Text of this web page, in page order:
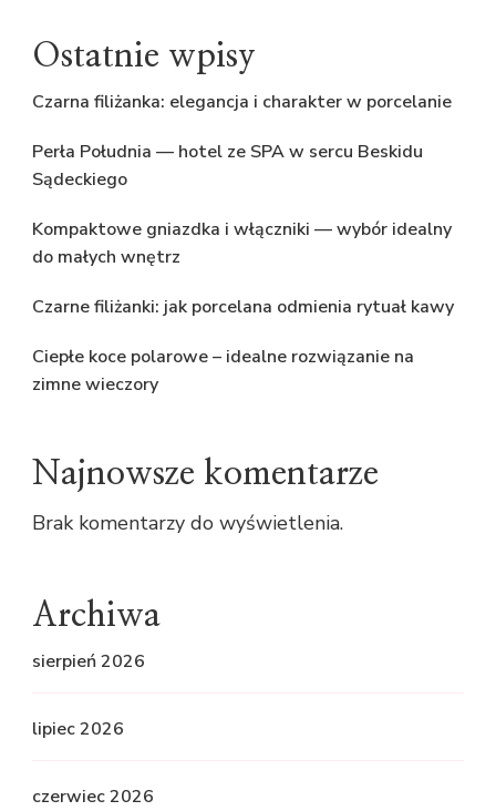
Ostatnie wpisy
Czarna filiżanka: elegancja i charakter w porcelanie
Perła Południa — hotel ze SPA w sercu Beskidu
Sądeckiego
Kompaktowe gniazdka i włączniki — wybór idealny
do małych wnętrz
Czarne filiżanki: jak porcelana odmienia rytuał kawy
Ciepłe koce polarowe – idealne rozwiązanie na
zimne wieczory
Najnowsze komentarze
Brak komentarzy do wyświetlenia.
Archiwa
sierpień 2026
lipiec 2026
czerwiec 2026